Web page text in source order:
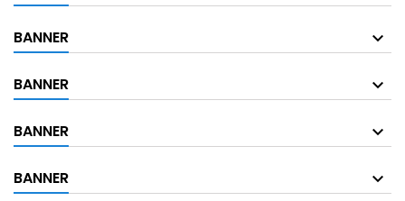
BANNER
BANNER
BANNER
BANNER